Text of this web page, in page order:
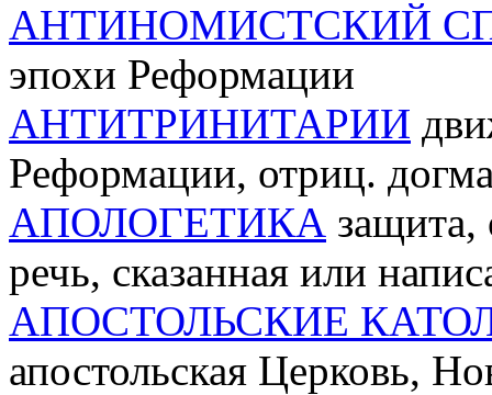
АНТИНОМИСТСКИЙ
эпохи Реформации
АНТИТРИНИТАРИИ
Реформации, отриц.
АПОЛОГЕТИКА защита,
речь, сказанная или
АПОСТОЛЬСКИЕ
апостольская Церковь,